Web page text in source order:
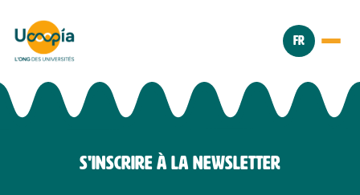
FR
S'INSCRIRE À LA NEWSLETTER